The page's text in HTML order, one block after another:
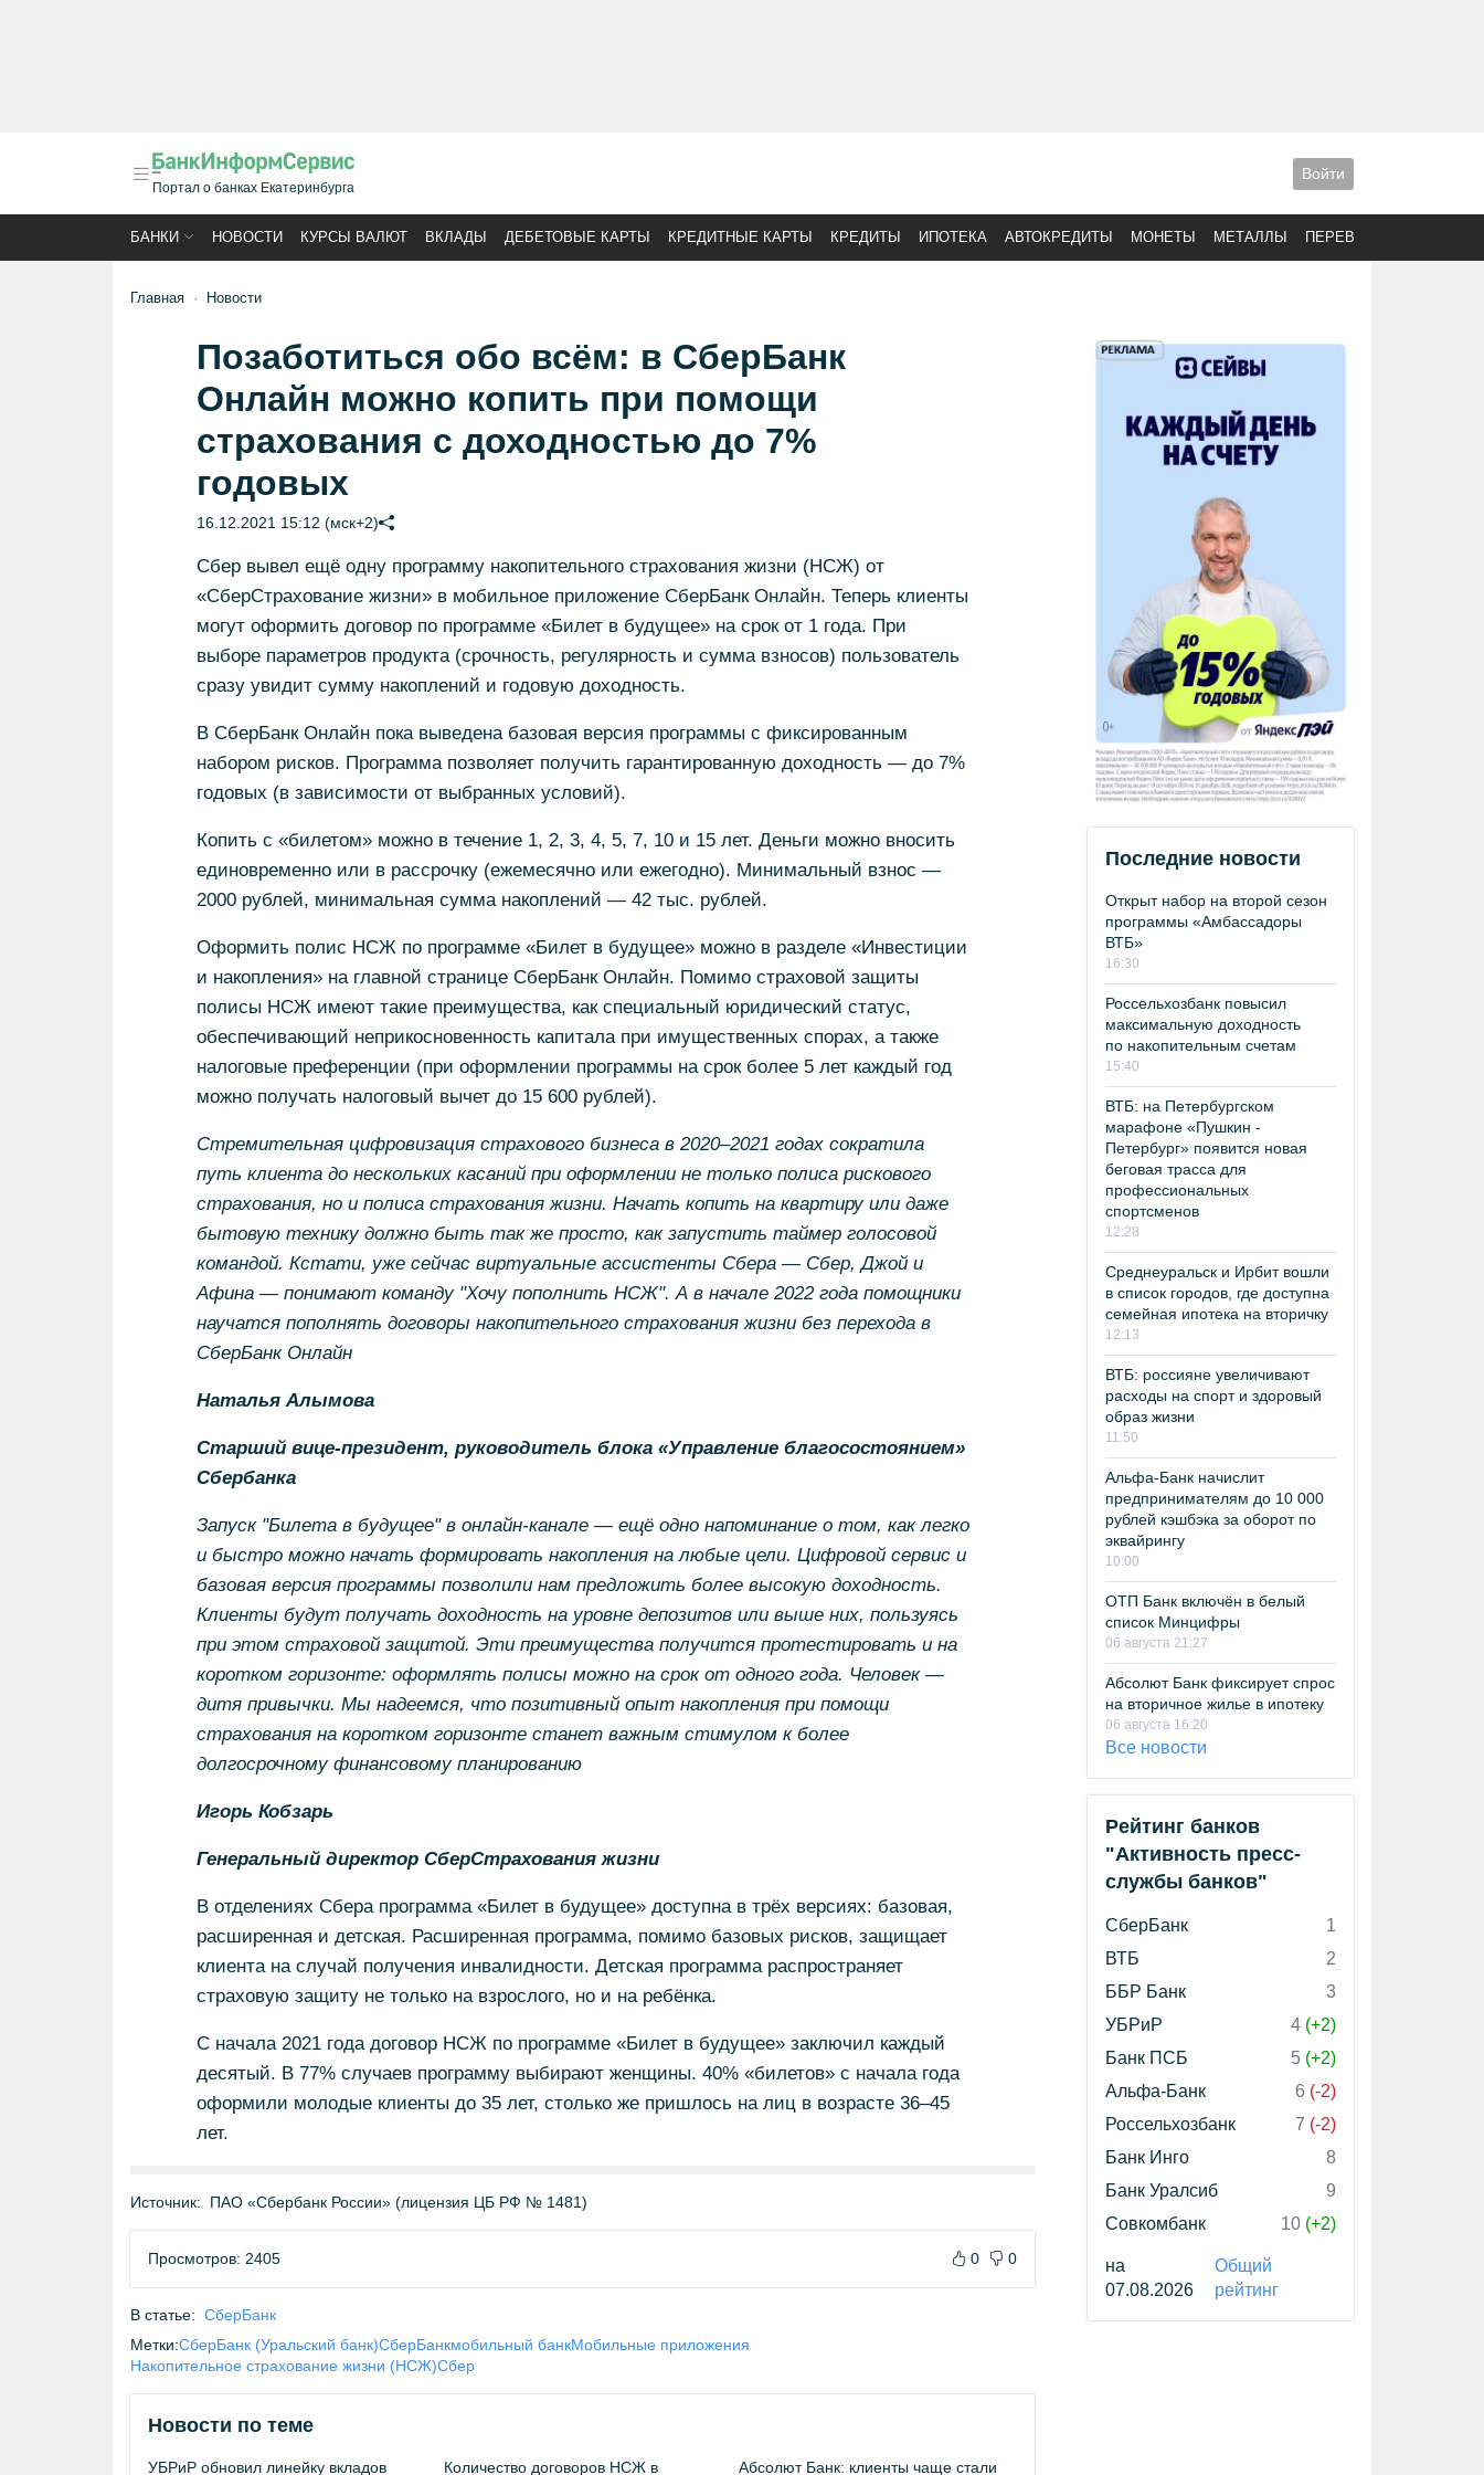
Портал о банках Екатеринбурга
Войти
БАНКИ НОВОСТИ КУРСЫ ВАЛЮТ ВКЛАДЫ ДЕБЕТОВЫЕ КАРТЫ КРЕДИТНЫЕ КАРТЫ КРЕДИТЫ ИПОТЕКА АВТОКРЕДИТЫ МОНЕТЫ МЕТАЛЛЫ ПЕРЕВОДЫ
Главная Новости
Позаботиться обо всём: в СберБанк
Онлайн можно копить при помощи
страхования с доходностью до 7%
годовых
16.12.2021 15:12 (мск+2)
Сбер вывел ещё одну программу накопительного страхования жизни (НСЖ) от
«СберСтрахование жизни» в мобильное приложение СберБанк Онлайн. Теперь клиенты
могут оформить договор по программе «Билет в будущее» на срок от 1 года. При
выборе параметров продукта (срочность, регулярность и сумма взносов) пользователь
сразу увидит сумму накоплений и годовую доходность.
В СберБанк Онлайн пока выведена базовая версия программы с фиксированным
набором рисков. Программа позволяет получить гарантированную доходность — до 7%
годовых (в зависимости от выбранных условий).
Копить с «билетом» можно в течение 1, 2, 3, 4, 5, 7, 10 и 15 лет. Деньги можно вносить
единовременно или в рассрочку (ежемесячно или ежегодно). Минимальный взнос —
2000 рублей, минимальная сумма накоплений — 42 тыс. рублей.
Оформить полис НСЖ по программе «Билет в будущее» можно в разделе «Инвестиции
и накопления» на главной странице СберБанк Онлайн. Помимо страховой защиты
полисы НСЖ имеют такие преимущества, как специальный юридический статус,
обеспечивающий неприкосновенность капитала при имущественных спорах, а также
налоговые преференции (при оформлении программы на срок более 5 лет каждый год
можно получать налоговый вычет до 15 600 рублей).
Стремительная цифровизация страхового бизнеса в 2020–2021 годах сократила
путь клиента до нескольких касаний при оформлении не только полиса рискового
страхования, но и полиса страхования жизни. Начать копить на квартиру или даже
бытовую технику должно быть так же просто, как запустить таймер голосовой
командой. Кстати, уже сейчас виртуальные ассистенты Сбера — Сбер, Джой и
Афина — понимают команду "Хочу пополнить НСЖ". А в начале 2022 года помощники
научатся пополнять договоры накопительного страхования жизни без перехода в
СберБанк Онлайн
Наталья Алымова
Старший вице-президент, руководитель блока «Управление благосостоянием»
Сбербанка
Запуск "Билета в будущее" в онлайн-канале — ещё одно напоминание о том, как легко
и быстро можно начать формировать накопления на любые цели. Цифровой сервис и
базовая версия программы позволили нам предложить более высокую доходность.
Клиенты будут получать доходность на уровне депозитов или выше них, пользуясь
при этом страховой защитой. Эти преимущества получится протестировать и на
коротком горизонте: оформлять полисы можно на срок от одного года. Человек —
дитя привычки. Мы надеемся, что позитивный опыт накопления при помощи
страхования на коротком горизонте станет важным стимулом к более
долгосрочному финансовому планированию
Игорь Кобзарь
Генеральный директор СберСтрахования жизни
В отделениях Сбера программа «Билет в будущее» доступна в трёх версиях: базовая,
расширенная и детская. Расширенная программа, помимо базовых рисков, защищает
клиента на случай получения инвалидности. Детская программа распространяет
страховую защиту не только на взрослого, но и на ребёнка.
С начала 2021 года договор НСЖ по программе «Билет в будущее» заключил каждый
десятый. В 77% случаев программу выбирают женщины. 40% «билетов» с начала года
оформили молодые клиенты до 35 лет, столько же пришлось на лиц в возрасте 36–45
лет.
Источник: ПАО «Сбербанк России» (лицензия ЦБ РФ № 1481)
Просмотров: 2405 0 0
В статье: СберБанк
Метки:СберБанк (Уральский банк)СберБанкмобильный банкМобильные приложения
Накопительное страхование жизни (НСЖ)Сбер
Новости по теме
УБРиР обновил линейку вкладов Количество договоров НСЖ в Абсолют Банк: клиенты чаще стали
Последние новости
Открыт набор на второй сезон
программы «Амбассадоры
ВТБ»
16:30
Россельхозбанк повысил
максимальную доходность
по накопительным счетам
15:40
ВТБ: на Петербургском
марафоне «Пушкин -
Петербург» появится новая
беговая трасса для
профессиональных
спортсменов
12:28
Среднеуральск и Ирбит вошли
в список городов, где доступна
семейная ипотека на вторичку
12:13
ВТБ: россияне увеличивают
расходы на спорт и здоровый
образ жизни
11:50
Альфа-Банк начислит
предпринимателям до 10 000
рублей кэшбэка за оборот по
эквайрингу
10:00
ОТП Банк включён в белый
список Минцифры
06 августа 21:27
Абсолют Банк фиксирует спрос
на вторичное жилье в ипотеку
06 августа 16:20
Все новости
Рейтинг банков
"Активность пресс-
службы банков"
СберБанк
1
ВТБ
2
ББР Банк
3
УБРиР
4 (+2)
Банк ПСБ
5 (+2)
Альфа-Банк
6 (-2)
Россельхозбанк
7 (-2)
Банк Инго
8
Банк Уралсиб
9
Совкомбанк
10 (+2)
на
07.08.2026
Общий
рейтинг